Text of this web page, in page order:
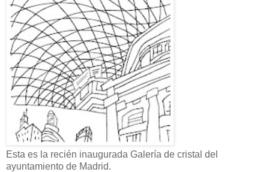
Esta es la recién inaugurada Galería de cristal del
ayuntamiento de Madrid.